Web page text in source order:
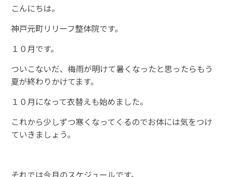
こんにちは。
神戸元町リリーフ整体院です。
１０月です。
ついこないだ、梅雨が明けて暑くなったと思ったらもう
夏が終わりかけてます。
１０月になって衣替えも始めました。
これから少しずつ寒くなってくるのでお体には気をつけ
ていきましょう。
それでは今月のスケジュールです。